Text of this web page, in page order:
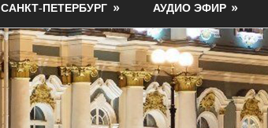
САНКТ-ПЕТЕРБУРГ АУДИО ЭФИР